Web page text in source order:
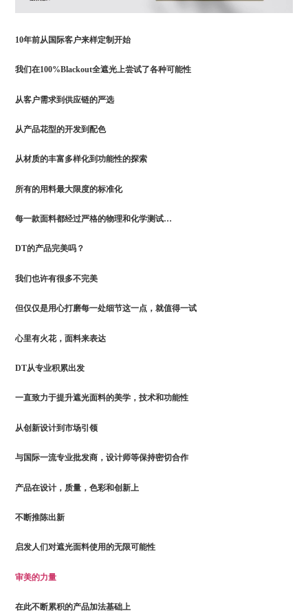
10年前从国际客户来样定制开始
我们在100%Blackout全遮光上尝试了各种可能性
从客户需求到供应链的严选
从产品花型的开发到配色
从材质的丰富多样化到功能性的探索
所有的用料最大限度的标准化
每一款面料都经过严格的物理和化学测试…
DT的产品完美吗？
我们也许有很多不完美
但仅仅是用心打磨每一处细节这一点，就值得一试
心里有火花，面料来表达
DT从专业积累出发
一直致力于提升遮光面料的美学，技术和功能性
从创新设计到市场引领
与国际一流专业批发商，设计师等保持密切合作
产品在设计，质量，色彩和创新上
不断推陈出新
启发人们对遮光面料使用的无限可能性
审美的力量
在此不断累积的产品加法基础上